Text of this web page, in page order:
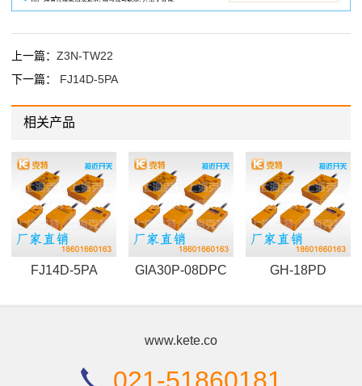
上一篇： Z3N-TW22
下一篇： FJ14D-5PA
相关产品
FJ14D-5PA GIA30P-08DPC GH-18PD
www.kete.co
021-51860181